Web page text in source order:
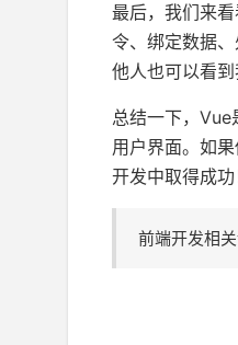
最后，我们来
令、绑定数据
他人也可以看到
总结一下，Vue
用户界面。如
开发中取得成功
前端开发相关